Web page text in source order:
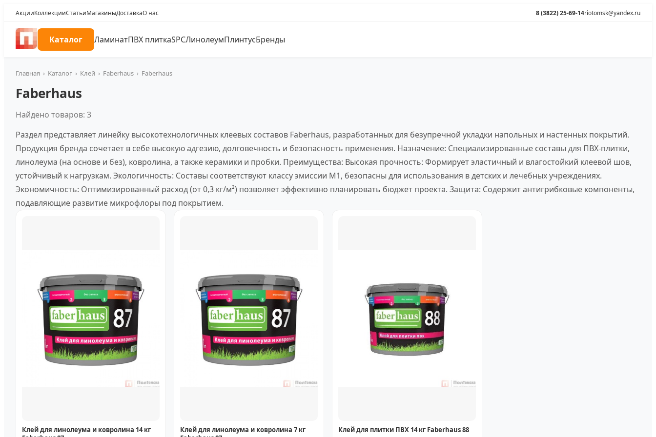
АкцииКоллекцииСтатьиМагазиныДоставкаО нас 8 (3822) 25-69-14riotomsk@yandex.ru
Каталог ЛаминатПВХ плиткаSPCЛинолеумПлинтусБренды
Главная › Каталог › Клей › Faberhaus › Faberhaus
Faberhaus
Найдено товаров: 3
Раздел представляет линейку высокотехнологичных клеевых составов Faberhaus, разработанных для безупречной укладки напольных и настенных покрытий.
Продукция бренда сочетает в себе высокую адгезию, долговечность и безопасность применения. Назначение: Специализированные составы для ПВХ-плитки,
линолеума (на основе и без), ковролина, а также керамики и пробки. Преимущества: Высокая прочность: Формирует эластичный и влагостойкий клеевой шов,
устойчивый к нагрузкам. Экологичность: Составы соответствуют классу эмиссии M1, безопасны для использования в детских и лечебных учреждениях.
Экономичность: Оптимизированный расход (от 0,3 кг/м²) позволяет эффективно планировать бюджет проекта. Защита: Содержит антигрибковые компоненты,
подавляющие развитие микрофлоры под покрытием.
Клей для линолеума и ковролина 14 кг
Клей для линолеума и ковролина 7 кг
Клей для плитки ПВХ 14 кг Faberhaus 88